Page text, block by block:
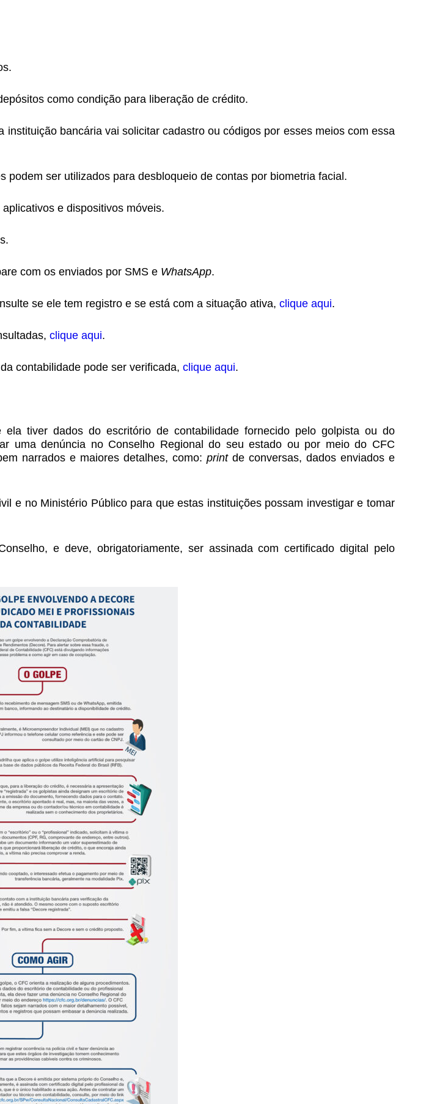
como condição para liberação de crédito.
instituição bancária vai solicitar cadastro ou códigos por esses meios com essa
ser utilizados para desbloqueio de contas por biometria facial.
e dispositivos móveis.
com os enviados por SMS e WhatsApp.
se ele tem registro e se está com a situação ativa, clique aqui.
clique aqui.
contabilidade pode ser verificada, clique aqui.
tiver dados do escritório de contabilidade fornecido pelo golpista ou do
uma denúncia no Conselho Regional do seu estado ou por meio do CFC
narrados e maiores detalhes, como: printde conversas, dados enviados e
e no Ministério Público para que estas instituições possam investigar e tomar
e deve, obrigatoriamente, ser assinada com certificado digital pelo